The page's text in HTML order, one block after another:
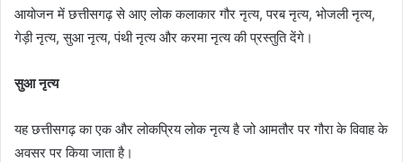
आयोजन में छत्तीसगढ़ से आए लोक कलाकार गौर नृत्य, परब नृत्य, भोजली नृत्य,
गेड़ी नृत्य, सुआ नृत्य, पंथी नृत्य और करमा नृत्य की प्रस्तुति देंगे।
सुआ नृत्य
यह छत्तीसगढ़ का एक और लोकप्रिय लोक नृत्य है जो आमतौर पर गौरा के विवाह के
अवसर पर किया जाता है।